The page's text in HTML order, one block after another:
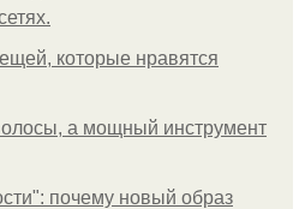
которые нравятся
а мощный инструмент
почему новый образ